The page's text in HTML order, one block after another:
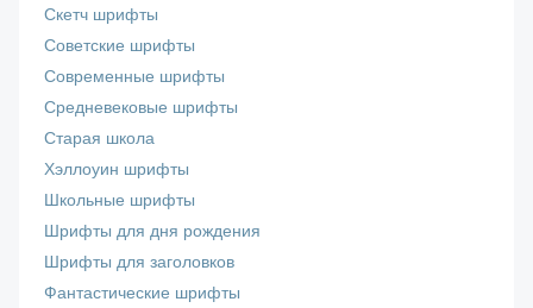
Скетч шрифты
Советские шрифты
Современные шрифты
Средневековые шрифты
Старая школа
Хэллоуин шрифты
Школьные шрифты
Шрифты для дня рождения
Шрифты для заголовков
Фантастические шрифты